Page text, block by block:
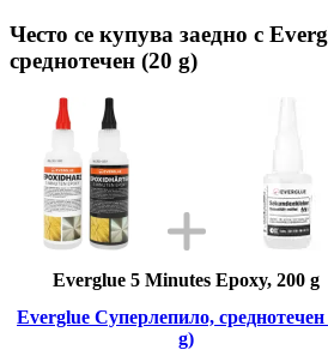
Често се купува заедно с
среднотечен (20 g)
Everglue 5 Minutes Epoxy, 200 g
Everglue Суперлепило, среднотечен
g)